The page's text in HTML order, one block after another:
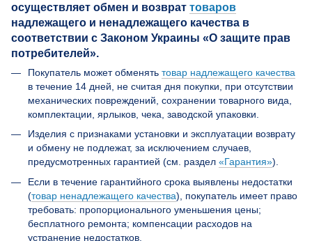
осуществляет обмен и возврат товаров
надлежащего и ненадлежащего качества в
соответствии с Законом Украины «О защите прав
потребителей».
Покупатель может обменять товар надлежащего качества
в течение 14 дней, не считая дня покупки, при отсутствии
механических повреждений, сохранении товарного вида,
комплектации, ярлыков, чека, заводской упаковки.
Изделия с признаками установки и эксплуатации возврату
и обмену не подлежат, за исключением случаев,
предусмотренных гарантией (см. раздел «Гарантия»).
Если в течение гарантийного срока выявлены недостатки
(товар ненадлежащего качества), покупатель имеет право
требовать: пропорционального уменьшения цены;
бесплатного ремонта; компенсации расходов на
устранение недостатков.